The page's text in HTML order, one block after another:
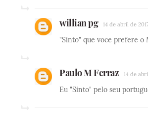
willian pg 14 de abril de
"Sinto" que voce prefere o
Paulo M Ferraz 14 de
Eu "Sinto" pelo seu